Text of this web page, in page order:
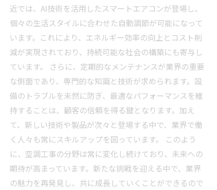
近では、AI技術を活用したスマートエアコンが登場し、
個々の生活スタイルに合わせた自動調節が可能になって
います。これにより、エネルギー効率の向上とコスト削
減が実現されており、持続可能な社会の構築にも寄与し
ています。 さらに、定期的なメンテナンスが業界の重要
な側面であり、専門的な知識と技術が求められます。設
備のトラブルを未然に防ぎ、最適なパフォーマンスを維
持することは、顧客の信頼を得る鍵となります。加え
て、新しい技術や製品が次々と登場する中で、業界で働
く人々も常にスキルアップを図っています。 このよう
に、空調工事の分野は常に変化し続けており、未来への
期待が高まっています。新たな挑戦を迎える中で、業界
の魅力を再発見し、共に成長していくことができるので